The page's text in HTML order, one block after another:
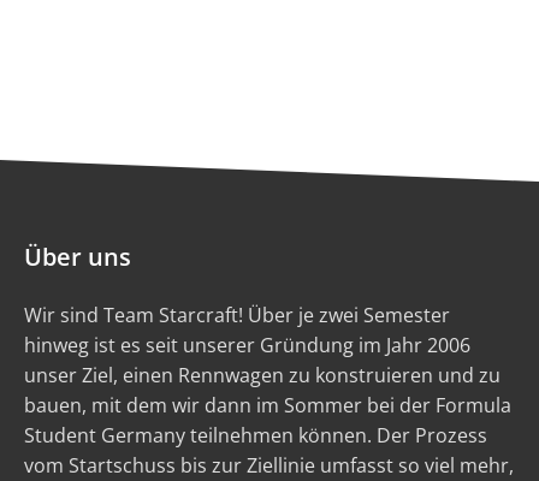
Über uns
Wir sind Team Starcraft! Über je zwei Semester
hinweg ist es seit unserer Gründung im Jahr 2006
unser Ziel, einen Rennwagen zu konstruieren und zu
bauen, mit dem wir dann im Sommer bei der Formula
Student Germany teilnehmen können. Der Prozess
vom Startschuss bis zur Ziellinie umfasst so viel mehr,